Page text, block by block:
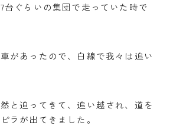
台ぐらいの集団で走っていた時で
があったので、白線で我々は追い
と迫ってきて、追い越され、道を
ラが出てきました。